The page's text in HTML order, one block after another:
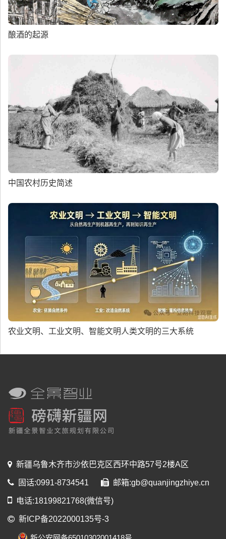
酿酒的起源
中国农村历史简述
农业文明、工业文明、智能文明人类文明的三大系统
新疆乌鲁木齐市沙依巴克区西环中路57号2楼A区
固话:0991-8734541 邮箱:gb@quanjingzhiye.cn
电话:18199821768(微信号)
新ICP备2022000135号-3